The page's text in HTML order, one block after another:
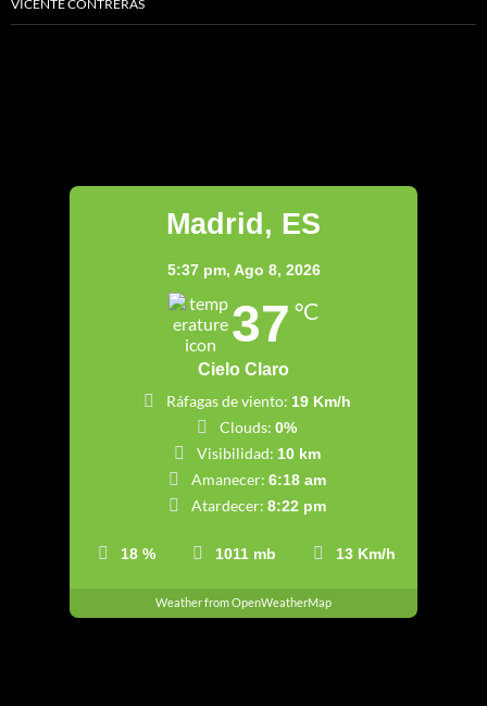
VICENTE CONTRERAS
Madrid, ES
5:37 pm, Ago 8, 2026
37 °C
Cielo Claro
18 % 1011 mb 13 Km/h
Ráfagas de viento: 19 Km/h
Clouds: 0%
Visibilidad: 10 km
Amanecer: 6:18 am
Atardecer: 8:22 pm
Weather from OpenWeatherMap